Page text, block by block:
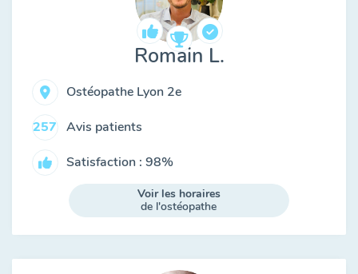
Romain L.
Ostéopathe Lyon 2e
257 Avis patients
Satisfaction : 98%
Voir les horaires
de l'ostéopathe